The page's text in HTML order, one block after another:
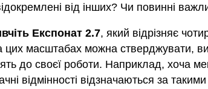
від інших? Чи повинні
Експонат 2.7, який відрізняє
цих масштабах можна стверджувати,
до своєї роботи. Наприклад, хоча
відмінності відзначаються за